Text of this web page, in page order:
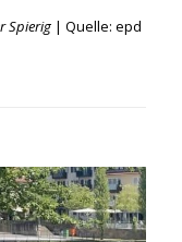
Spierig | Quelle: epd